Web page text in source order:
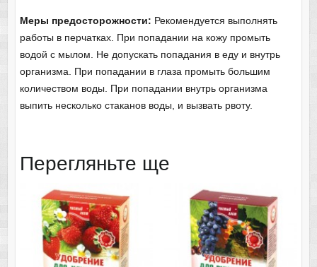
Меры предосторожности: Рекомендуется выполнять
работы в перчатках. При попадании на кожу промыть
водой с мылом. Не допускать попадания в еду и внутрь
организма. При попадании в глаза промыть большим
количеством воды. При попадании внутрь организма
выпить несколько стаканов воды, и вызвать рвоту.
Перегляньте ще